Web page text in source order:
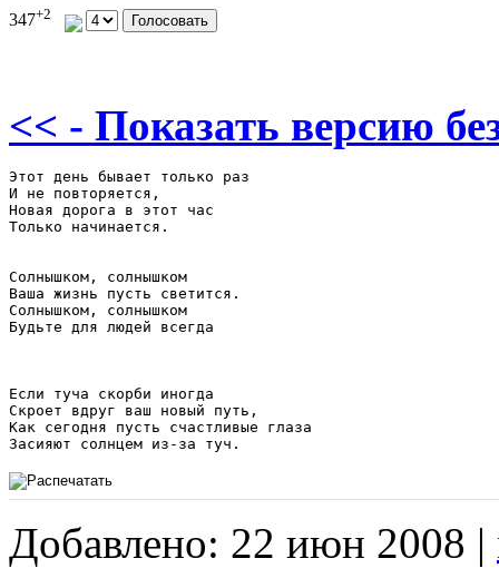
347+2
<< - Показать версию
Этот день бывает только раз
И не повторяется,
Новая дорога в этот час
Только начинается.
Солнышком, солнышком
Ваша жизнь пусть светится.
Солнышком, солнышком
Будьте для людей всегда
Если туча скорби иногда
Скроет вдруг ваш новый путь,
Как сегодня пусть счастливые глаза
Засияют солнцем из-за туч.
Добавлено: 22 июн 2008 |